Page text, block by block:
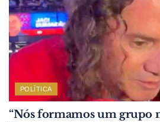
POLÍTICA
“Nós formamos um grupo